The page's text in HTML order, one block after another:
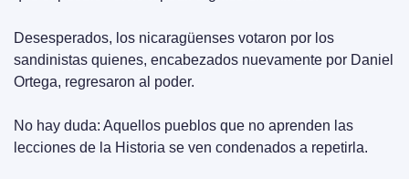
Desesperados, los nicaragüenses votaron por los
sandinistas quienes, encabezados nuevamente por Daniel
Ortega, regresaron al poder.
No hay duda: Aquellos pueblos que no aprenden las
lecciones de la Historia se ven condenados a repetirla.